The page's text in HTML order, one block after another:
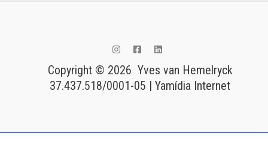
Copyright © 2026 Yves van Hemelryck
37.437.518/0001-05 | Yamídia Internet